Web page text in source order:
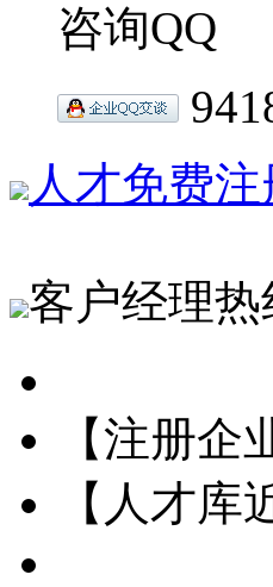
咨询QQ
人才免费注
客户经理热
【注册企
【人才库